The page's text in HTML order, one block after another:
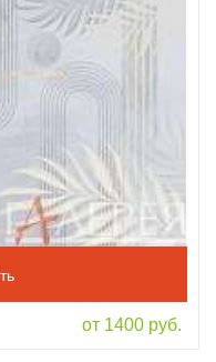
от 1400 руб.